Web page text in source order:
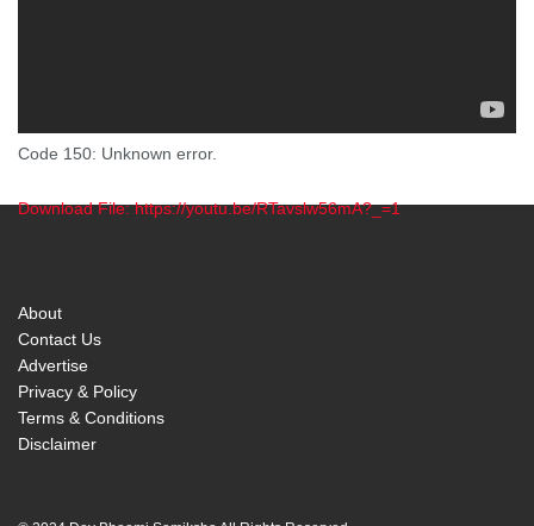
Code 150: Unknown error.
Download File: https://youtu.be/RTavslw56mA?_=1
About
Contact Us
Advertise
Privacy & Policy
Terms & Conditions
Disclaimer